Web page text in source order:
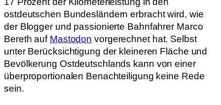
ostdeutschen Bundesländern erbracht wird, wie
der Blogger und passionierte Bahnfahrer Marco
Bereth auf Mastodon vorgerechnet hat. Selbst
unter Berücksichtigung der kleineren Fläche und
Bevölkerung Ostdeutschlands kann von einer
überproportionalen Benachteiligung keine Rede
sein.